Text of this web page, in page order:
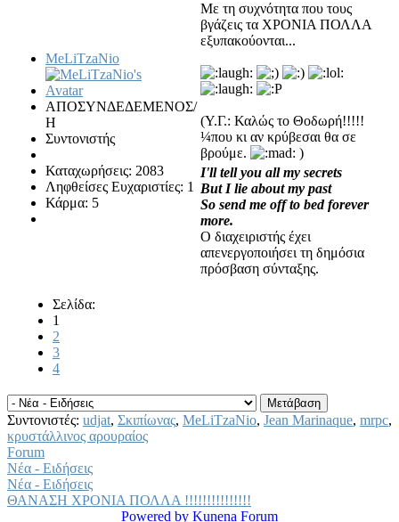
MeLiTzaNio
ΑΠΟΣΥΝΔΕΔΕΜΕΝΟΣ/
Η
Συντονιστής
Καταχωρήσεις: 2083
Ληφθείσες Ευχαριστίες: 1
Κάρμα: 5
Με τη συχνότητα που τους
βγάζεις τα ΧΡΟΝΙΑ ΠΟΛΛΑ
εξυπακούονται...
(Υ.Γ.: Καλώς το Θοδωρή!!!!!
¼που κι αν κρύβεσαι θα σε
βρούμε.
)
I'll tell you all my secrets
But I lie about my past
So send me off to bed forever
more.
Ο διαχειριστής έχει
απενεργοποιήσει τη δημόσια
πρόσβαση σύνταξης.
Σελίδα:
1
2
3
4
Συντονιστές: udjat, Σκιπίωνας, MeLiTzaNio, Jean Marinaque, mrpc,
κρυστάλλινος αρουραίος
Forum
Νέα - Ειδήσεις
Νέα - Ειδήσεις
ΘΑΝΑΣΗ ΧΡΟΝΙΑ ΠΟΛΛΑ !!!!!!!!!!!!!!!
Powered by Kunena Forum